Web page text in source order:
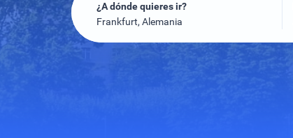
¿A dónde quieres ir?
Frankfurt, Alemania